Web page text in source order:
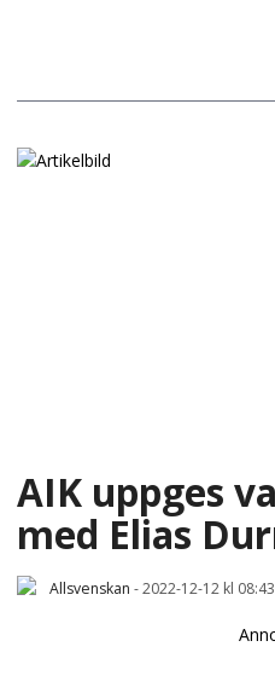
AIK uppges
med Elias
Allsvenskan -2022-12-12 kl 08:43